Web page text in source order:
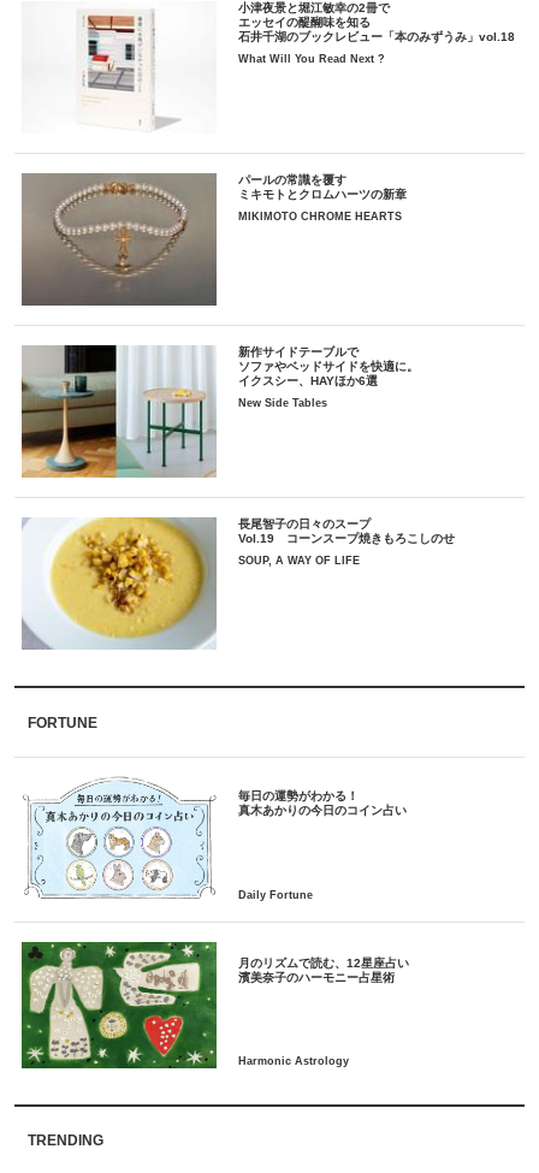
小津夜景と堀江敏幸の2冊で
エッセイの醍醐味を知る
石井千湖のブックレビュー「本のみずうみ」vol.18
What Will You Read Next ?
パールの常識を覆す
ミキモトとクロムハーツの新章
MIKIMOTO CHROME HEARTS
新作サイドテーブルで
ソファやベッドサイドを快適に。
イクスシー、HAYほか6選
New Side Tables
長尾智子の日々のスープ
Vol.19 コーンスープ焼きもろこしのせ
SOUP, A WAY OF LIFE
FORTUNE
毎日の運勢がわかる！
月のリズムで読む、12星座占い
TRENDING